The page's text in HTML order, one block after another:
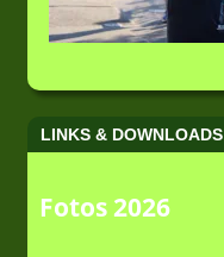
LINKS & DOWNLOADS
Fotos 2026